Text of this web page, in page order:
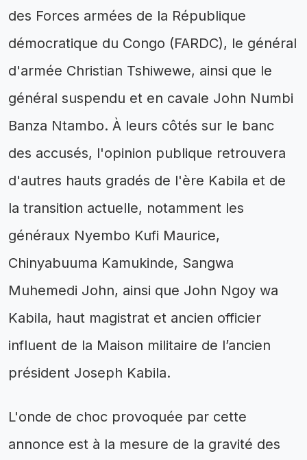
des Forces armées de la République
démocratique du Congo (FARDC), le général
d'armée Christian Tshiwewe, ainsi que le
général suspendu et en cavale John Numbi
Banza Ntambo. À leurs côtés sur le banc
des accusés, l'opinion publique retrouvera
d'autres hauts gradés de l'ère Kabila et de
la transition actuelle, notamment les
généraux Nyembo Kufi Maurice,
Chinyabuuma Kamukinde, Sangwa
Muhemedi John, ainsi que John Ngoy wa
Kabila, haut magistrat et ancien officier
influent de la Maison militaire de l’ancien
président Joseph Kabila.
L'onde de choc provoquée par cette
annonce est à la mesure de la gravité des